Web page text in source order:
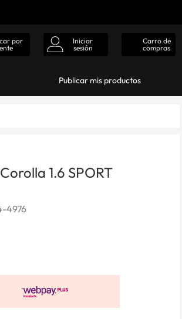
por
Iniciar
sesión
Carro de
compras
Publicar mis productos
1.6 SPORT
4976